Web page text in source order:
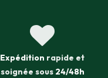
Expédition rapide et
soignée sous 24/48h